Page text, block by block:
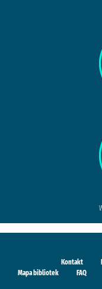
Kontakt
Mapa bibliotek
FAQ